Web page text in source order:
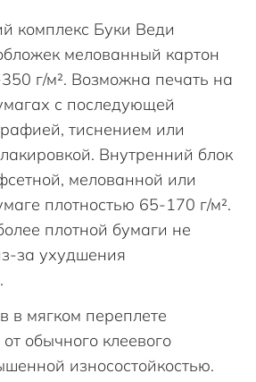
комплекс Буки Веди
мелованный картон
г/м². Возможна печать на
с последующей
тиснением или
Внутренний блок
мелованной или
плотностью 65-170 г/м².
плотной бумаги не
за ухудшения
в мягком переплете
обычного клеевого
износостойкостью.